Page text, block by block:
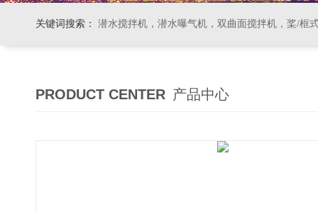
关键词搜索： 潜水搅拌机，潜水曝气机，双曲面搅拌机，桨/框式搅拌
PRODUCT CENTER 产品中心